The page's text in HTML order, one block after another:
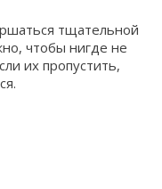
тщательной
чтобы нигде не
их пропустить,